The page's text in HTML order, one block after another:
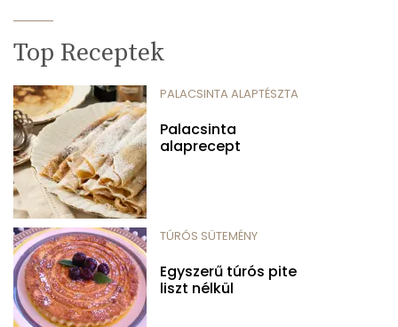
Top Receptek
PALACSINTA ALAPTÉSZTA
Palacsinta
alaprecept
TÚRÓS SÜTEMÉNY
Egyszerű túrós pite
liszt nélkül